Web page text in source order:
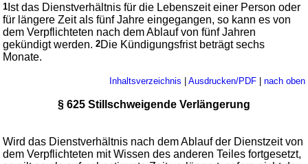
1 Ist das Dienstverhältnis für die Lebenszeit einer Person oder
für längere Zeit als fünf Jahre eingegangen, so kann es von
dem Verpflichteten nach dem Ablauf von fünf Jahren
gekündigt werden.2Die Kündigungsfrist beträgt sechs
Monate.
Inhaltsverzeichnis Ausdrucken/PDF| nach oben
§ 625 Stillschweigende Verlängerung
Wird das Dienstverhältnis nach dem Ablauf der Dienstzeit von
dem Verpflichteten mit Wissen des anderen Teiles fortgesetzt,